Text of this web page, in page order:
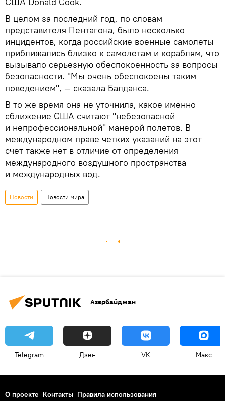
В целом за последний год, по словам
представителя Пентагона, было несколько
инцидентов, когда российские военные самолеты
приближались близко к самолетам и кораблям, что
вызывало серьезную обеспокоенность за вопросы
безопасности. "Мы очень обеспокоены таким
поведением", — сказала Балданса.
В то же время она не уточнила, какое именно
сближение США считают "небезопасной
и непрофессиональной" манерой полетов. В
международном праве четких указаний на этот
счет также нет в отличие от определения
международного воздушного пространства
и международных вод.
Новости Новости мира
Азербайджан
Telegram Дзен VK Макс
О проекте Контакты Правила использования